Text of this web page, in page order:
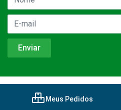
Meus Pedidos